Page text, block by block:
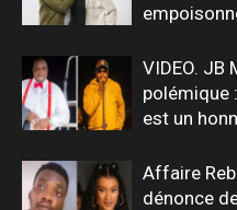
VIDEO. JB
polémique
est un
Affaire
dénonce